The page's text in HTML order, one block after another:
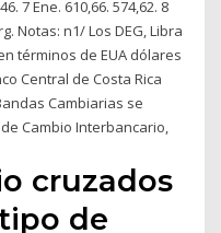
7 Ene. 610,66. 574,62. 8
Notas: n1/ Los DEG, Libra
términos de EUA dólares
Central de Costa Rica
Cambiarias se
Cambio Interbancario,
cruzados
de